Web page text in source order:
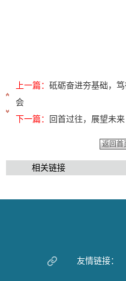
上一篇： 砥砺奋进夯基础，
会
下一篇：
回首过往，展望未
返回首
相关链接
友情链接：